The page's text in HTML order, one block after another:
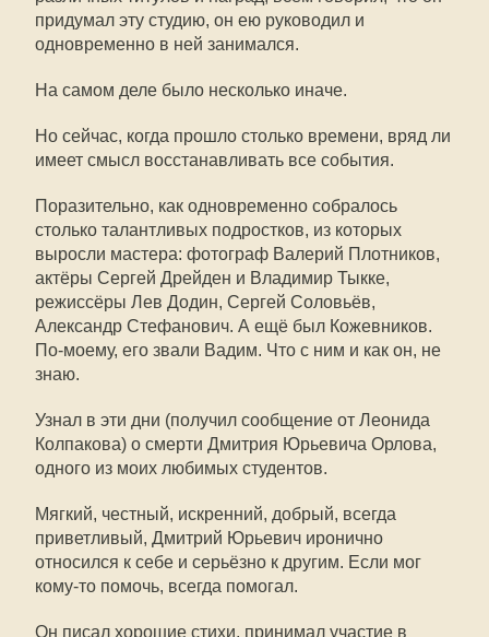
придумал эту студию, он ею руководил и
одновременно в ней занимался.
На самом деле было несколько иначе.
Но сейчас, когда прошло столько времени, вряд ли
имеет смысл восстанавливать все события.
Поразительно, как одновременно собралось
столько талантливых подростков, из которых
выросли мастера: фотограф Валерий Плотников,
актёры Сергей Дрейден и Владимир Тыкке,
режиссёры Лев Додин, Сергей Соловьёв,
Александр Стефанович. А ещё был Кожевников.
По-моему, его звали Вадим. Что с ним и как он, не
знаю.
Узнал в эти дни (получил сообщение от Леонида
Колпакова) о смерти Дмитрия Юрьевича Орлова,
одного из моих любимых студентов.
Мягкий, честный, искренний, добрый, всегда
приветливый, Дмитрий Юрьевич иронично
относился к себе и серьёзно к другим. Если мог
кому-то помочь, всегда помогал.
Он писал хорошие стихи, принимал участие в